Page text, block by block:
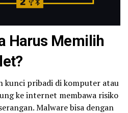
Harus Memilih
kunci pribadi di komputer atau
ke internet membawa risiko
Malware bisa dengan